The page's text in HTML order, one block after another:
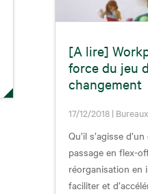
[A lire]
force du jeu
changement
17/12/2018| Bureaux
Qu’il s’agisse
passage en flex-
réorganisation en
faciliter et